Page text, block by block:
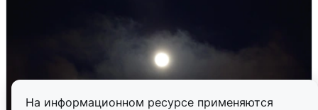
На информационном ресурсе применяются